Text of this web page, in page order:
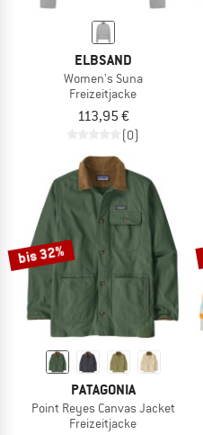
ELBSAND
Women's Suna
Freizeitjacke
113,95 €
(0)
bis 32%
PATAGONIA
Point Reyes Canvas Jacket
Freizeitjacke